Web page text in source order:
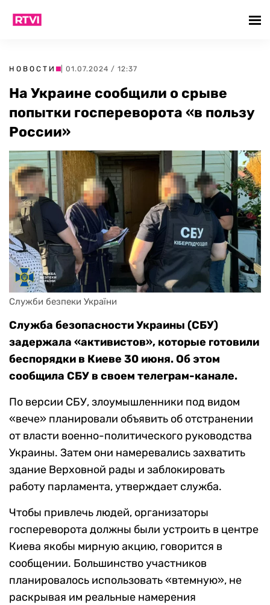
НОВОСТИ | 01.07.2024 / 12:37
На Украине сообщили о срыве
попытки госпереворота «в пользу
России»
Служби безпеки України
Служба безопасности Украины (СБУ)
задержала «активистов», которые готовили
беспорядки в Киеве 30 июня. Об этом
сообщила СБУ в своем телеграм-канале.
По версии СБУ, злоумышленники под видом
«вече» планировали объявить об отстранении
от власти военно-политического руководства
Украины. Затем они намеревались захватить
здание Верховной рады и заблокировать
работу парламента, утверждает служба.
Чтобы привлечь людей, организаторы
госпереворота должны были устроить в центре
Киева якобы мирную акцию, говорится в
сообщении. Большинство участников
планировалось использовать «втемную», не
раскрывая им реальные намерения